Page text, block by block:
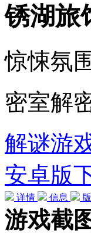
锈湖旅
惊悚氛
密室解
解谜游
安卓版
详情 信息
游戏截